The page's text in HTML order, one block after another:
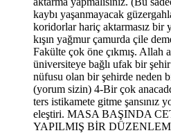
kaybı yaşanmayacak
koridorlar hariç aktarmasız bir
kışın yağmur çamurda çile
Fakülte çok öne çıkmış. Allah
üniversiteye bağlı ufak bir
nüfusu olan bir şehirde neden
(yorum sizin) 4-Bir çok
ters istikamete gitme şansınız
eleştiri. MASA BAŞINDA
YAPILMIŞ BİR